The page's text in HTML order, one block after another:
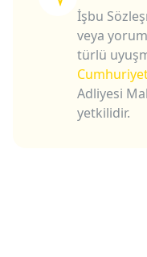
İşbu
veya
türlü
Adliyesi
yetkilidir.